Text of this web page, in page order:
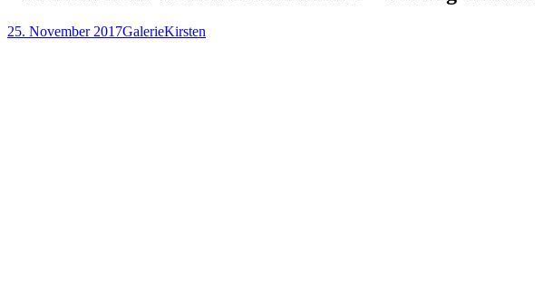
25. November 2017GalerieKirsten